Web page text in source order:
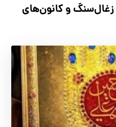
و کانون‌های